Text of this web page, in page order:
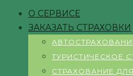
О СЕРВИСЕ
ЗАКАЗАТЬ СТРАХОВКИ
ТУРИСТИЧЕСКОЕ
СТРАХОВАНИЕ